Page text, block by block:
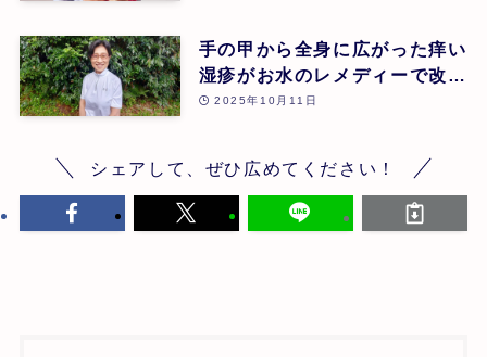
回
手の甲から全身に広がった痒い
湿疹がお水のレメディーで改善
されたケース | 増田敬子 | 第
2025年10月11日
シェアして、ぜひ広めてください！